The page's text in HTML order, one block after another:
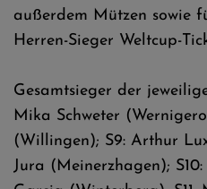
außerdem Mützen sowie
Herren-Sieger Weltcup-
Gesamtsieger der
Mika Schweter
(Willingen); S9: Arthur
Jura (Meinerzhagen);